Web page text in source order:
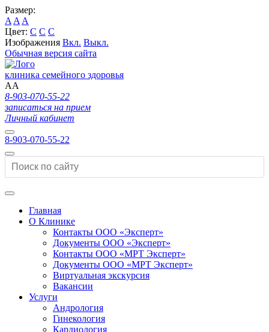
Размер:
A A A
Цвет: C C C
Изображения Вкл. Выкл.
Обычная версия сайта
клиника семейного здоровья
AA
8-903-070-55-22
записаться на прием
Личный кабинет
8-903-070-55-22
Главная
О Клинике
Контакты ООО «Эксперт»
Документы ООО «Эксперт»
Контакты ООО «МРТ Эксперт»
Документы ООО «МРТ Эксперт»
Виртуальная экскурсия
Вакансии
Услуги
Андрология
Гинекология
Кардиология